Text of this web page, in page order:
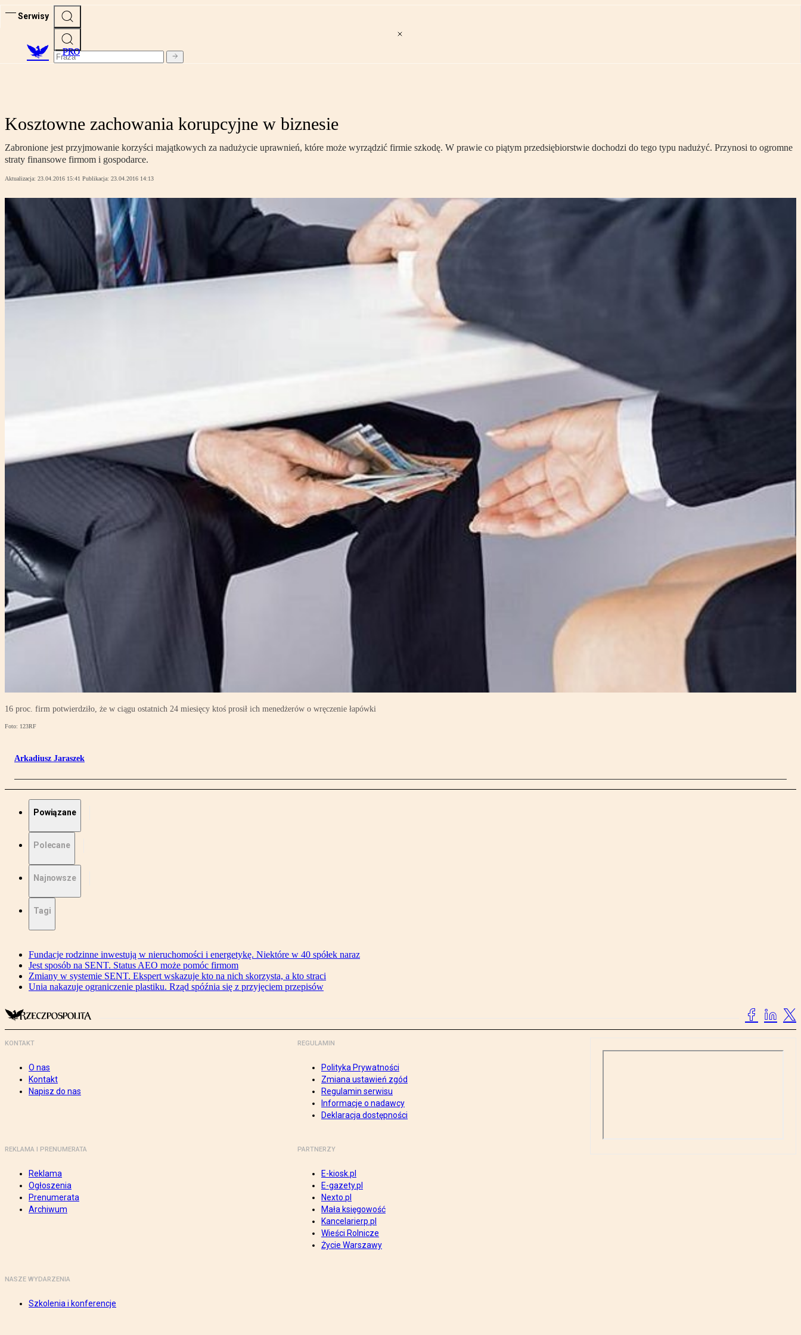
Serwisy
PRO
Kosztowne zachowania korupcyjne w biznesie
Zabronione jest przyjmowanie korzyści majątkowych za nadużycie uprawnień, które może wyrządzić firmie szkodę. W prawie co piątym przedsiębiorstwie dochodzi do tego typu nadużyć. Przynosi to ogromne
straty finansowe firmom i gospodarce.
Aktualizacja: 23.04.2016 15:41 Publikacja: 23.04.2016 14:13
16 proc. firm potwierdziło, że w ciągu ostatnich 24 miesięcy ktoś prosił ich menedżerów o wręczenie łapówki
Foto: 123RF
Arkadiusz Jaraszek
Powiązane
Polecane
Najnowsze
Tagi
Fundacje rodzinne inwestują w nieruchomości i energetykę. Niektóre w 40 spółek naraz
Jest sposób na SENT. Status AEO może pomóc firmom
Zmiany w systemie SENT. Ekspert wskazuje kto na nich skorzysta, a kto straci
Unia nakazuje ograniczenie plastiku. Rząd spóźnia się z przyjęciem przepisów
KONTAKT
O nas
Kontakt
Napisz do nas
REGULAMIN
Polityka Prywatności
Zmiana ustawień zgód
Regulamin serwisu
Informacje o nadawcy
Deklaracja dostępności
REKLAMA I PRENUMERATA
Reklama
Ogłoszenia
Prenumerata
Archiwum
PARTNERZY
E-kiosk.pl
E-gazety.pl
Nexto.pl
Mała księgowość
Kancelarierp.pl
Wieści Rolnicze
Życie Warszawy
NASZE WYDARZENIA
Szkolenia i konferencje